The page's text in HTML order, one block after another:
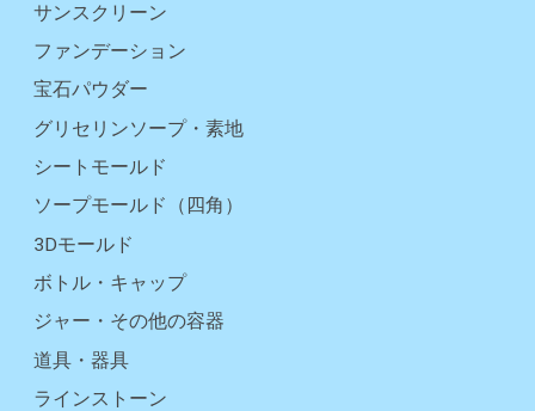
サンスクリーン
ファンデーション
宝石パウダー
グリセリンソープ・素地
シートモールド
ソープモールド（四角）
3Dモールド
ボトル・キャップ
ジャー・その他の容器
道具・器具
ラインストーン